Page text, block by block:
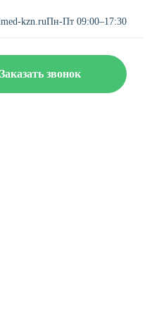
kzn.ruПн-Пт 09:00–17:30
Заказать звонок